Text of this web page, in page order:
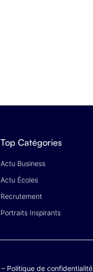
Top Catégories
Actu Business
Actu Écoles
Recrutement
Portraits Inspirants
– Politique de confidentialité